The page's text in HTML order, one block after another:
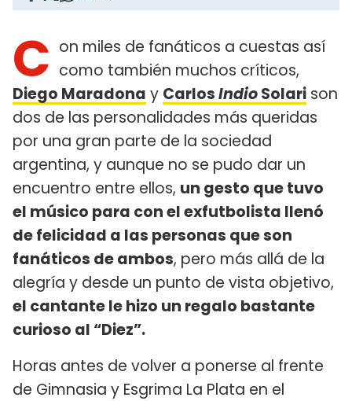
C on miles de fanáticos a cuestas así
como también muchos críticos,
Diego Maradona y CarlosIndioSolari son
dos de las personalidades más queridas
por una gran parte de la sociedad
argentina, y aunque no se pudo dar un
encuentro entre ellos, un gesto que tuvo
el músico para con el exfutbolista llenó
de felicidad a las personas que son
fanáticos de ambos, pero más allá de la
alegría y desde un punto de vista objetivo,
el cantante le hizo un regalo bastante
curioso al “Diez”.
Horas antes de volver a ponerse al frente
de Gimnasia y Esgrima La Plata en el